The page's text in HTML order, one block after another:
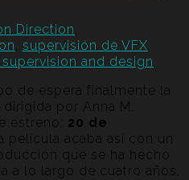
Direction,
, supervisión de VFX,
supervision and design
de espera finalmente la
dirigida por Anna M.
estreno: 20 de
película acaba así con un
que se ha hecho
a lo largo de cuatro años.